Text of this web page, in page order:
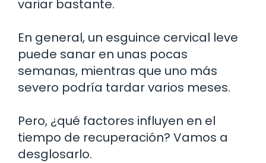
variar bastante.
En general, un esguince cervical leve
puede sanar en unas pocas
semanas, mientras que uno más
severo podría tardar varios meses.
Pero, ¿qué factores influyen en el
tiempo de recuperación? Vamos a
desglosarlo.